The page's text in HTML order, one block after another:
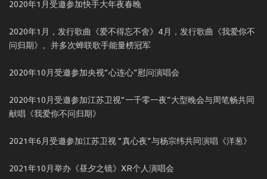
2020年1月受邀参加快手大年夜春晚
2020年1月，发行歌曲《爱不得忘不舍》4月，发行歌曲《我爱你不
问归期》。并多次蝉联歌手能量榜冠军
2020年10月受邀参加央视“心连心”慰问演唱会
2020年10月受邀参加江苏卫视“一千零一夜”大型晚会与周笔畅共同
献唱《我爱你不问归期》
2021年6月受邀参加江苏卫视 “真心夜”与杨宗纬共同演唱《洋葱》
2021年10月举办《昼夕之镜》XR个人演唱会